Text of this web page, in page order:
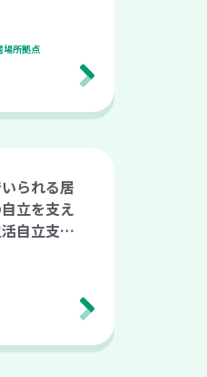
場所拠点
られる居
立を支え
自立支援